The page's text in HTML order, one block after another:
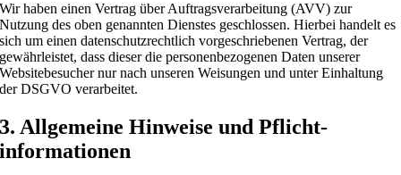
Wir haben einen Vertrag über Auftragsverarbeitung (AVV) zur
Nutzung des oben genannten Dienstes geschlossen. Hierbei handelt es
sich um einen datenschutzrechtlich vorgeschriebenen Vertrag, der
gewährleistet, dass dieser die personenbezogenen Daten unserer
Websitebesucher nur nach unseren Weisungen und unter Einhaltung
der DSGVO verarbeitet.
3. Allgemeine Hinweise und Pflicht­
informationen